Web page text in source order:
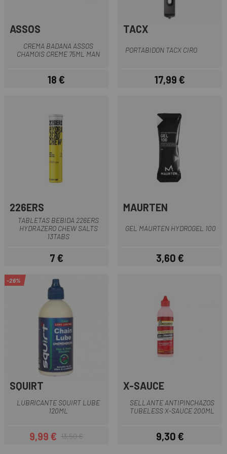
ASSOS
CREMA BADANA ASSOS
CHAMOIS CREME 75ML MAN
Precio
18 €
TACX
PORTABIDON TACX CIRO
Precio
17,99 €
226ERS
TABLETAS BEBIDA 226ERS
HYDRAZERO CHEW SALTS
13TABS
Precio
7 €
MAURTEN
GEL MAURTEN HYDROGEL 100
Precio
3,60 €
-26%
SQUIRT
LUBRICANTE SQUIRT LUBE
120ML
Precio
9,99 €Precio regular
13,50 €
X-SAUCE
SELLANTE ANTIPINCHAZOS
TUBELESS X-SAUCE 200ML
Precio
9,30 €